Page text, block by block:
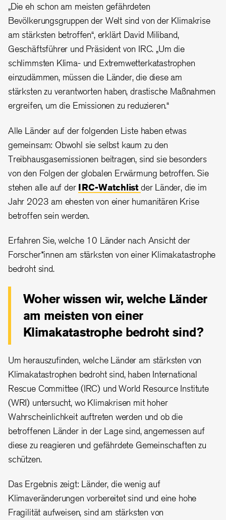
„Die eh schon am meisten gefährdeten
Bevölkerungsgruppen der Welt sind von der Klimakrise
am stärksten betroffen“, erklärt David Miliband,
Geschäftsführer und Präsident von IRC. „Um die
schlimmsten Klima- und Extremwetterkatastrophen
einzudämmen, müssen die Länder, die diese am
stärksten zu verantworten haben, drastische Maßnahmen
ergreifen, um die Emissionen zu reduzieren.“
Alle Länder auf der folgenden Liste haben etwas
gemeinsam: Obwohl sie selbst kaum zu den
Treibhausgasemissionen beitragen, sind sie besonders
von den Folgen der globalen Erwärmung betroffen. Sie
stehen alle auf der IRC-Watchlistder Länder, die im
Jahr 2023 am ehesten von einer humanitären Krise
betroffen sein werden.
Erfahren Sie, welche 10 Länder nach Ansicht der
Forscher*innen am stärksten von einer Klimakatastrophe
bedroht sind.
Woher wissen wir, welche Länder
am meisten von einer
Klimakatastrophe bedroht sind?
Um herauszufinden, welche Länder am stärksten von
Klimakatastrophen bedroht sind, haben International
Rescue Committee (IRC) und World Resource Institute
(WRI) untersucht, wo Klimakrisen mit hoher
Wahrscheinlichkeit auftreten werden und ob die
betroffenen Länder in der Lage sind, angemessen auf
diese zu reagieren und gefährdete Gemeinschaften zu
schützen.
Das Ergebnis zeigt: Länder, die wenig auf
Klimaveränderungen vorbereitet sind und eine hohe
Fragilität aufweisen, sind am stärksten von